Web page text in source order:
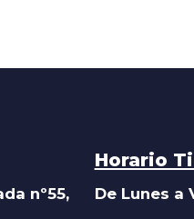
nº55,
Horario
De Lunes a